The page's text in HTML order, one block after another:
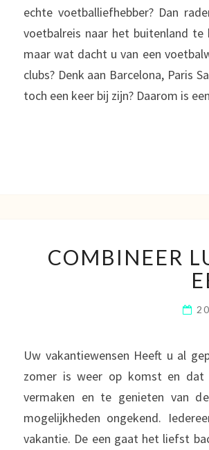
echte voetballiefhebber? Dan
voetbalreis naar het buitenland
maar wat dacht u van een
clubs? Denk aan Barcelona, Paris
toch een keer bij zijn? Daarom is
COMBINEER
Uw vakantiewensen Heeft u al
zomer is weer op komst en
vermaken en te genieten van
mogelijkheden ongekend.
vakantie. De een gaat het liefst